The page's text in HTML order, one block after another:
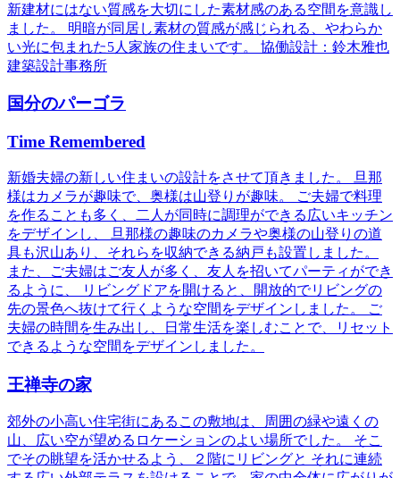
新建材にはない質感を大切にした素材感のある空間を意識し
ました。 明暗が同居し素材の質感が感じられる、やわらか
い光に包まれた5人家族の住まいです。 協働設計：鈴木雅也
建築設計事務所
国分のパーゴラ
Time Remembered
新婚夫婦の新しい住まいの設計をさせて頂きました。 旦那
様はカメラが趣味で、奥様は山登りが趣味。 ご夫婦で料理
を作ることも多く、二人が同時に調理ができる広いキッチン
をデザインし、 旦那様の趣味のカメラや奥様の山登りの道
具も沢山あり、それらを収納できる納戸も設置しました。
また、ご夫婦はご友人が多く、友人を招いてパーティができ
るように、 リビングドアを開けると、開放的でリビングの
先の景色へ抜けて行くような空間をデザインしました。 ご
夫婦の時間を生み出し、日常生活を楽しむことで、リセット
できるような空間をデザインしました。
王禅寺の家
郊外の小高い住宅街にあるこの敷地は、周囲の緑や遠くの
山、広い空が望めるロケーションのよい場所でした。 そこ
でその眺望を活かせるよう、２階にリビングと それに連続